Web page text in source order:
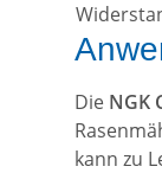
Die NGK
kann zu